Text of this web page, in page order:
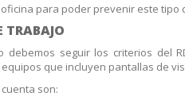
para poder prevenir este tipo
TRABAJO
seguir los criterios del
que incluyen pantallas de
son: